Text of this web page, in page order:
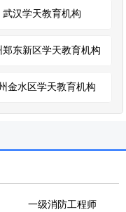
武汉学天教育机构
郑东新区学天教育机构
金水区学天教育机构
一级消防工程师